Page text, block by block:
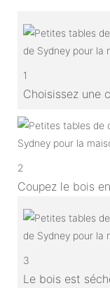
1
Choisissez une
2
Coupez le bois
3
Le bois est